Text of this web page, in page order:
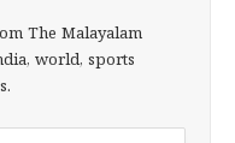
The Malayalam
world, sports